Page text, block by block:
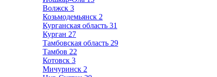
Волжск 3
Козьмодемьянск 2
Курганская область 31
Курган 27
Тамбовская область 29
Тамбов 22
Котовск 3
Мичуринск 2